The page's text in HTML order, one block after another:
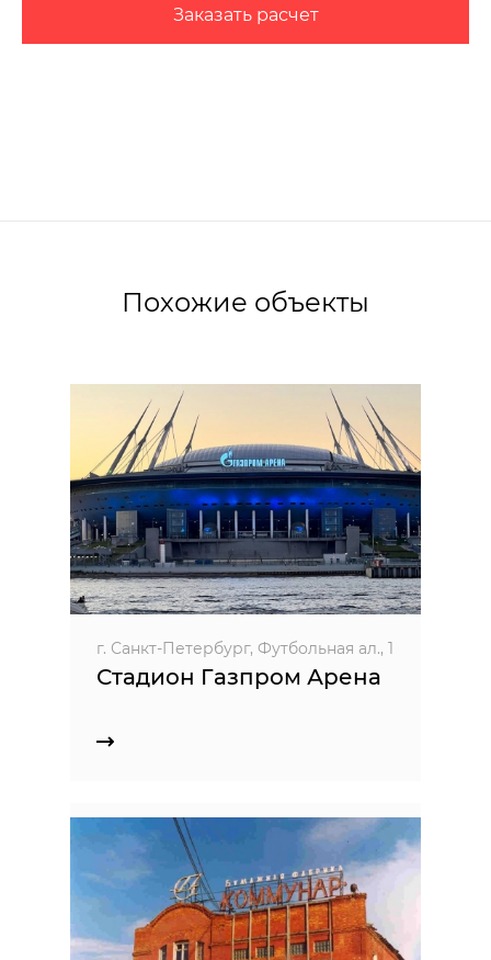
Заказать расчет
Похожие объекты
г. Санкт-Петербург, Футбольная ал., 1
Стадион Газпром Арена